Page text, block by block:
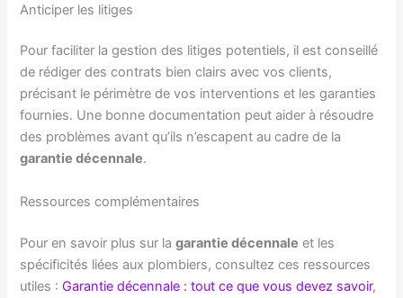
Anticiper les litiges
Pour faciliter la gestion des litiges potentiels, il est conseillé
de rédiger des contrats bien clairs avec vos clients,
précisant le périmètre de vos interventions et les garanties
fournies. Une bonne documentation peut aider à résoudre
des problèmes avant qu’ils n’escapent au cadre de la
garantie décennale.
Ressources complémentaires
Pour en savoir plus sur lagarantie décennale et les
spécificités liées aux plombiers, consultez ces ressources
utiles :Garantie décennale : tout ce que vous devez savoir,